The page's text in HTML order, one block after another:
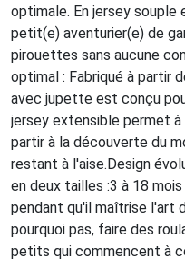
optimale. En jersey
petit(e) aventurier(e) de
pirouettes sans aucune
optimal : Fabriqué à partir
avec jupette est conçu
jersey extensible permet
partir à la découverte du
restant à l'aise.Design
en deux tailles :3 à 18
pendant qu'il maîtrise l'art
pourquoi pas, faire des
petits qui commencent à